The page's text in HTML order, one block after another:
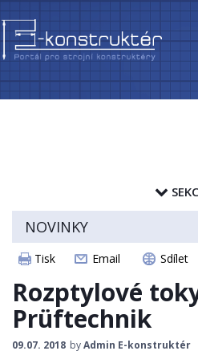
PŘEVODY
CAD
STROJNICKÉ
NOVINKY
Tisk Email Sdílet
Rozptylové
Prüftechnik
09.07. 2018 byAdmin E-konstruktér